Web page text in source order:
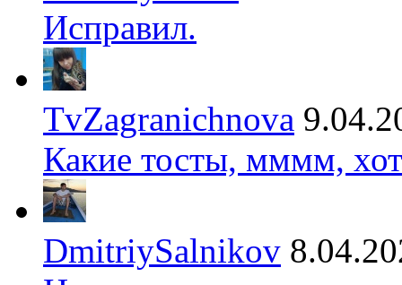
Исправил.
TvZagranichnova
Какие тосты, мммм,
DmitriySalnikov